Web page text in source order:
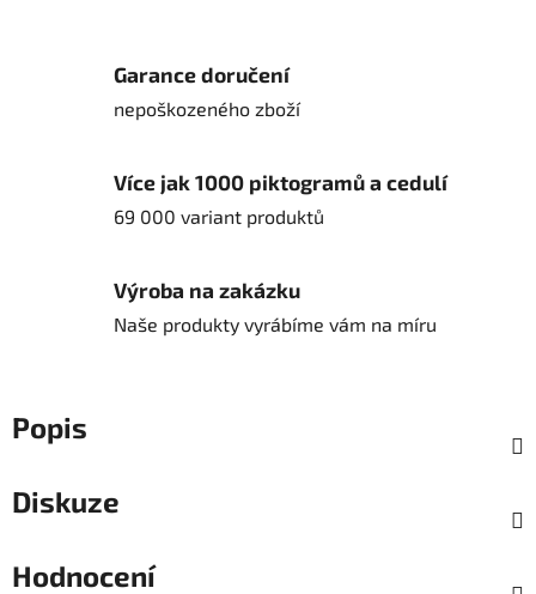
Garance doručení
nepoškozeného zboží
Více jak 1000 piktogramů a cedulí
69 000 variant produktů
Výroba na zakázku
Naše produkty vyrábíme vám na míru
Popis
Diskuze
Hodnocení